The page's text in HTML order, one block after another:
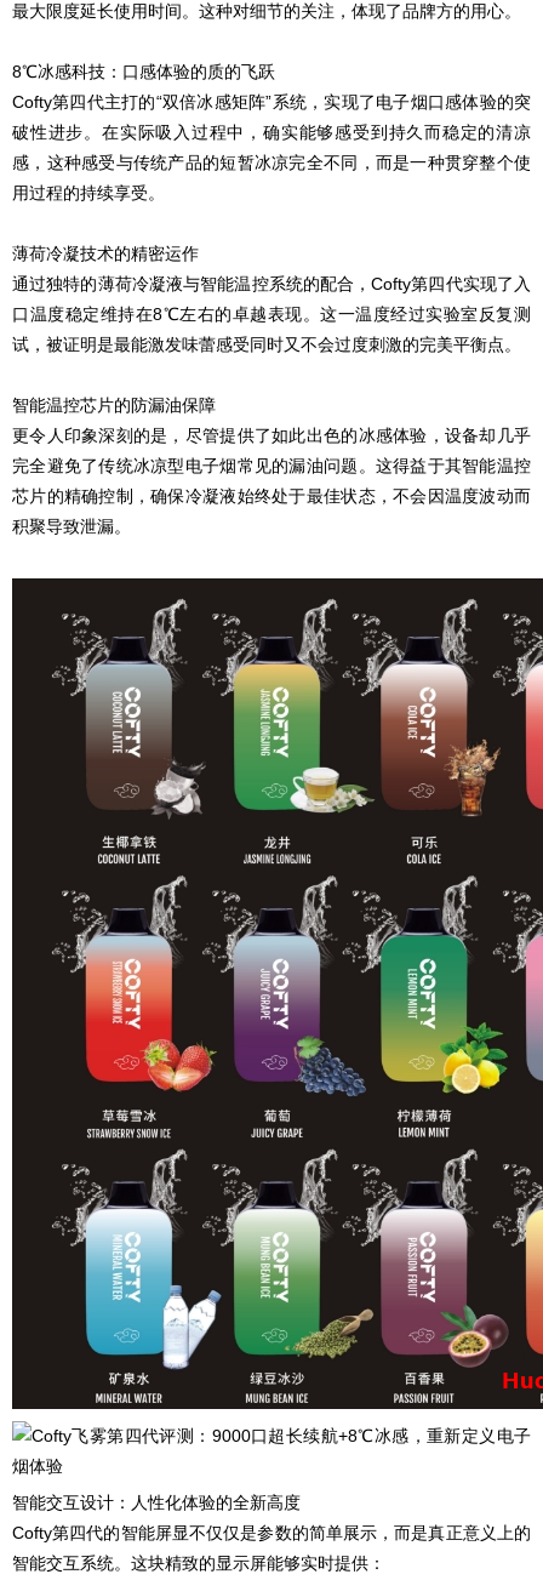
最大限度延长使用时间。这种对细节的关注，体现了品牌方的用心。
8℃冰感科技：口感体验的质的飞跃
Cofty第四代主打的“双倍冰感矩阵”系统，实现了电子烟口感体验的突
破性进步。在实际吸入过程中，确实能够感受到持久而稳定的清凉
感，这种感受与传统产品的短暂冰凉完全不同，而是一种贯穿整个使
用过程的持续享受。
薄荷冷凝技术的精密运作
通过独特的薄荷冷凝液与智能温控系统的配合，Cofty第四代实现了入
口温度稳定维持在8℃左右的卓越表现。这一温度经过实验室反复测
试，被证明是最能激发味蕾感受同时又不会过度刺激的完美平衡点。
智能温控芯片的防漏油保障
更令人印象深刻的是，尽管提供了如此出色的冰感体验，设备却几乎
完全避免了传统冰凉型电子烟常见的漏油问题。这得益于其智能温控
芯片的精确控制，确保冷凝液始终处于最佳状态，不会因温度波动而
积聚导致泄漏。
智能交互设计：人性化体验的全新高度
Cofty第四代的智能屏显不仅仅是参数的简单展示，而是真正意义上的
智能交互系统。这块精致的显示屏能够实时提供：